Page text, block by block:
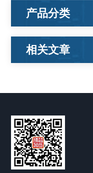
产品分类
相关文章